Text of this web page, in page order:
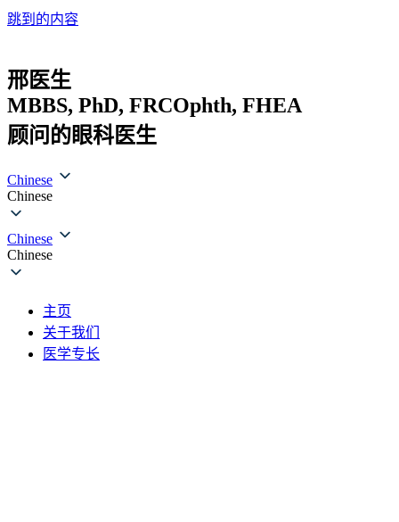
跳到的内容
邢医生
MBBS, PhD, FRCOphth, FHEA
顾问的眼科医生
Chinese
Chinese
Chinese
Chinese
主页
关于我们
医学专长